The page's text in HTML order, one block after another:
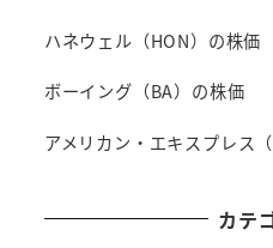
ハネウェル（HON）の株価
ボーイング（BA）の株価
アメリカン・エキスプレス
カテ